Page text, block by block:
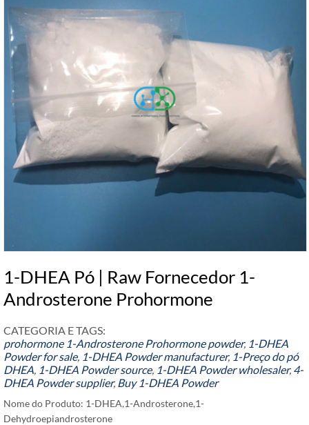
1-DHEA Pó | Raw Fornecedor 1-
Androsterone Prohormone
CATEGORIA E TAGS:
prohormone 1-Androsterone Prohormone powder, 1-DHEA
Powder for sale, 1-DHEA Powder manufacturer, 1-Preço do pó
DHEA, 1-DHEA Powder source, 1-DHEA Powder wholesaler, 4-
DHEA Powder supplier, Buy 1-DHEA Powder
Nome do Produto: 1-DHEA,1-Androsterone,1-
Dehydroepiandrosterone